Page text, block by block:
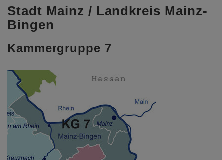
Stadt Mainz / Landkreis Mainz-
Bingen
Kammergruppe 7